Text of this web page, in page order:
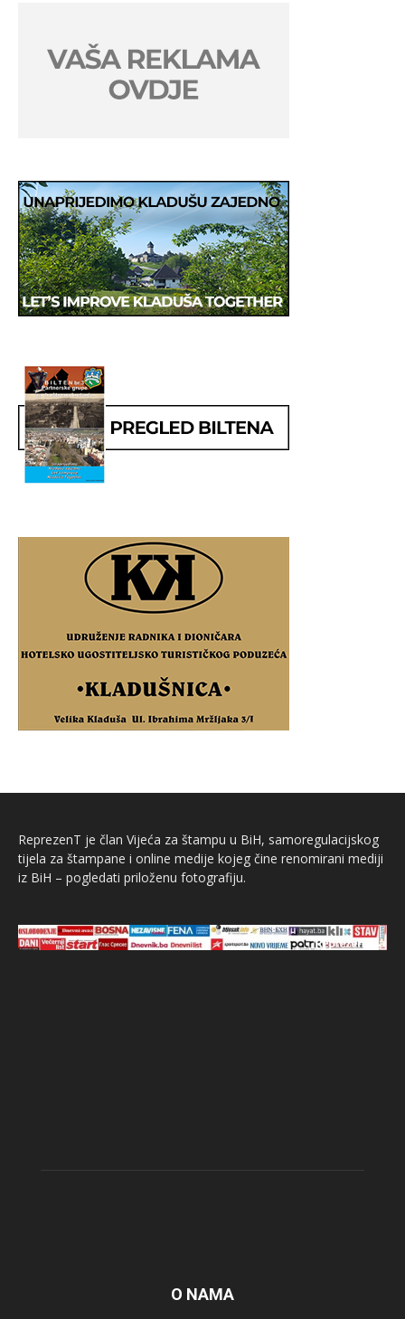
ReprezenT je član Vijeća za štampu u BiH, samoregulacijskog
tijela za štampane i online medije kojeg čine renomirani mediji
iz BiH – pogledati priloženu fotografiju.
O NAMA